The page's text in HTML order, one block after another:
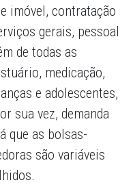
imóvel, contratação
gerais, pessoal
de todas as
medicação,
e adolescentes,
sua vez, demanda
que as bolsas-
são variáveis